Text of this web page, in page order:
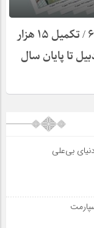
صفحه الکترونیکی پیشران نیوز شماره ۶ / تکمیل ۱۵ هزار
تا پایان سال
بی‌علی